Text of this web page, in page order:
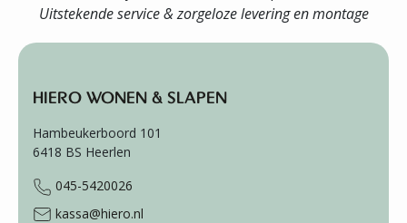
Uitstekende service & zorgeloze levering en montage
HIERO WONEN & SLAPEN
Hambeukerboord 101
6418 BS Heerlen
045-5420026
kassa@hiero.nl